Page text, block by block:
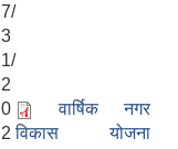
7/
3
1/
2
0
2
वार्षिक नगर
विकास योजना